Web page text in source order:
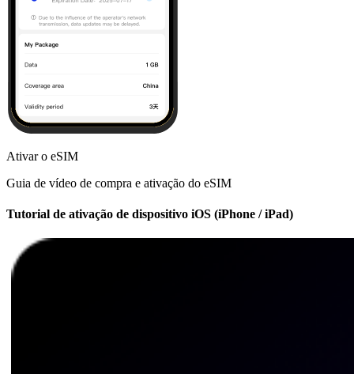
Ativar o eSIM
Guia de vídeo de compra e ativação do eSIM
Tutorial de ativação de dispositivo iOS (iPhone / iPad)